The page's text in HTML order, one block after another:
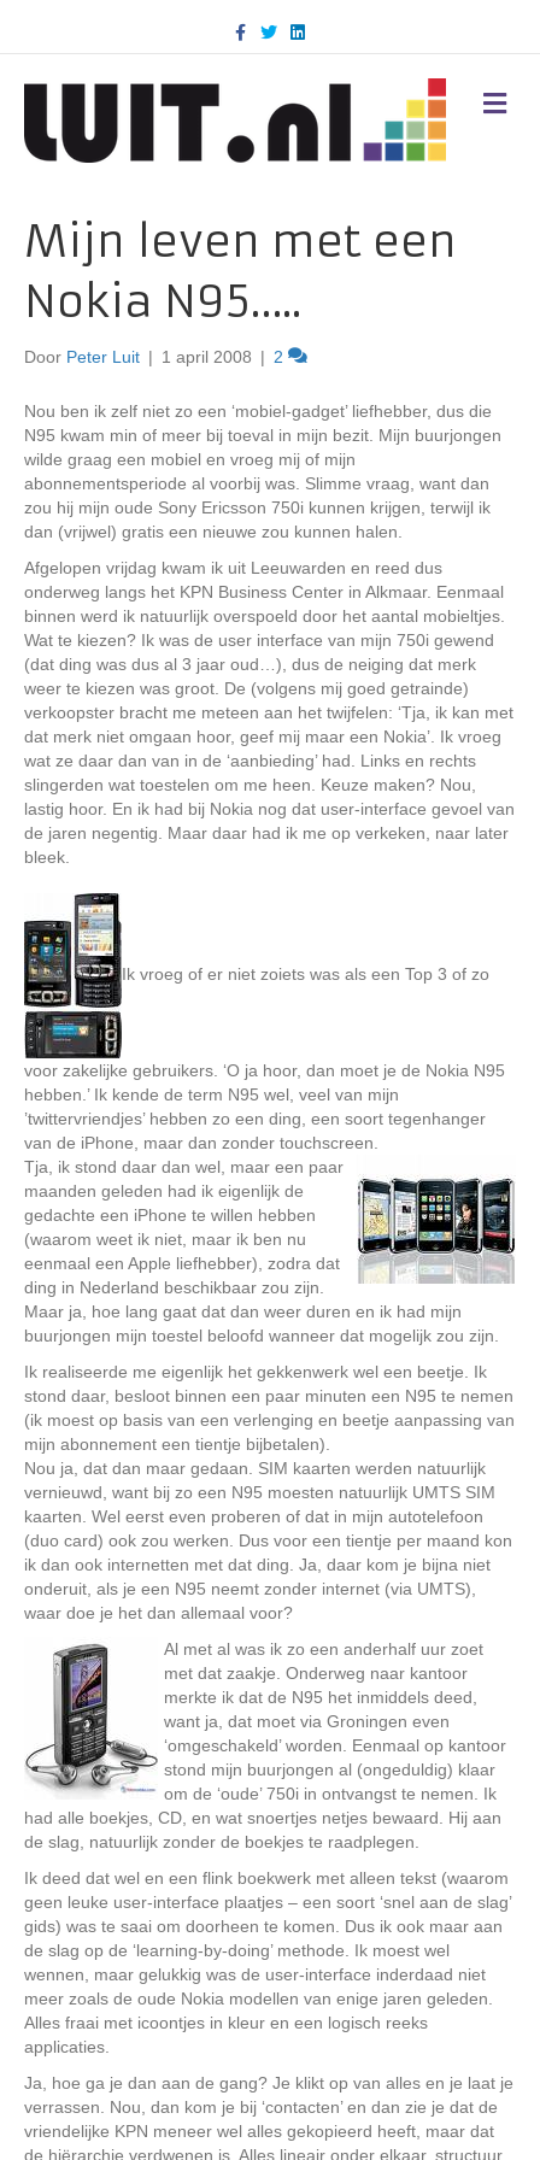
c
k
T
w
i
n
d
M
E
Mijn leven met een
Nokia N95…..
Door Peter Luit | 1 april 2008 | 2
Nou ben ik zelf niet zo een ‘mobiel-gadget’ liefhebber, dus die
N95 kwam min of meer bij toeval in mijn bezit. Mijn buurjongen
wilde graag een mobiel en vroeg mij of mijn
abonnementsperiode al voorbij was. Slimme vraag, want dan
zou hij mijn oude Sony Ericsson 750i kunnen krijgen, terwijl ik
dan (vrijwel) gratis een nieuwe zou kunnen halen.
Afgelopen vrijdag kwam ik uit Leeuwarden en reed dus
onderweg langs het KPN Business Center in Alkmaar. Eenmaal
binnen werd ik natuurlijk overspoeld door het aantal mobieltjes.
Wat te kiezen? Ik was de user interface van mijn 750i gewend
(dat ding was dus al 3 jaar oud…), dus de neiging dat merk
weer te kiezen was groot. De (volgens mij goed getrainde)
verkoopster bracht me meteen aan het twijfelen: ‘Tja, ik kan met
dat merk niet omgaan hoor, geef mij maar een Nokia’. Ik vroeg
wat ze daar dan van in de ‘aanbieding’ had. Links en rechts
slingerden wat toestelen om me heen. Keuze maken? Nou,
lastig hoor. En ik had bij Nokia nog dat user-interface gevoel van
de jaren negentig. Maar daar had ik me op verkeken, naar later
bleek.
Ik vroeg of er niet zoiets was als een Top 3 of zo
voor zakelijke gebruikers. ‘O ja hoor, dan moet je de Nokia N95
hebben.’ Ik kende de term N95 wel, veel van mijn
’twittervriendjes’ hebben zo een ding, een soort tegenhanger
van de iPhone, maar dan zonder touchscreen.
Tja, ik stond daar dan wel, maar een paar
maanden geleden had ik eigenlijk de
gedachte een iPhone te willen hebben
(waarom weet ik niet, maar ik ben nu
eenmaal een Apple liefhebber), zodra dat
ding in Nederland beschikbaar zou zijn.
Maar ja, hoe lang gaat dat dan weer duren en ik had mijn
buurjongen mijn toestel beloofd wanneer dat mogelijk zou zijn.
Ik realiseerde me eigenlijk het gekkenwerk wel een beetje. Ik
stond daar, besloot binnen een paar minuten een N95 te nemen
(ik moest op basis van een verlenging en beetje aanpassing van
mijn abonnement een tientje bijbetalen).
Nou ja, dat dan maar gedaan. SIM kaarten werden natuurlijk
vernieuwd, want bij zo een N95 moesten natuurlijk UMTS SIM
kaarten. Wel eerst even proberen of dat in mijn autotelefoon
(duo card) ook zou werken. Dus voor een tientje per maand kon
ik dan ook internetten met dat ding. Ja, daar kom je bijna niet
onderuit, als je een N95 neemt zonder internet (via UMTS),
waar doe je het dan allemaal voor?
Al met al was ik zo een anderhalf uur zoet
met dat zaakje. Onderweg naar kantoor
merkte ik dat de N95 het inmiddels deed,
want ja, dat moet via Groningen even
‘omgeschakeld’ worden. Eenmaal op kantoor
stond mijn buurjongen al (ongeduldig) klaar
om de ‘oude’ 750i in ontvangst te nemen. Ik
had alle boekjes, CD, en wat snoertjes netjes bewaard. Hij aan
de slag, natuurlijk zonder de boekjes te raadplegen.
Ik deed dat wel en een flink boekwerk met alleen tekst (waarom
geen leuke user-interface plaatjes – een soort ‘snel aan de slag’
gids) was te saai om doorheen te komen. Dus ik ook maar aan
de slag op de ‘learning-by-doing’ methode. Ik moest wel
wennen, maar gelukkig was de user-interface inderdaad niet
meer zoals de oude Nokia modellen van enige jaren geleden.
Alles fraai met icoontjes in kleur en een logisch reeks
applicaties.
Ja, hoe ga je dan aan de gang? Je klikt op van alles en je laat je
verrassen. Nou, dan kom je bij ‘contacten’ en dan zie je dat de
vriendelijke KPN meneer wel alles gekopieerd heeft, maar dat
de hiërarchie verdwenen is. Alles lineair onder elkaar, structuur